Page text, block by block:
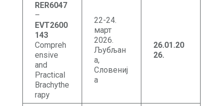
RER6047
–
EVT2600
143
Compreh
ensive
and
Practical
Brachythe
rapy
22-24.
март
2026.
Љубљан
а,
Словениј
а
26.01.20
26.